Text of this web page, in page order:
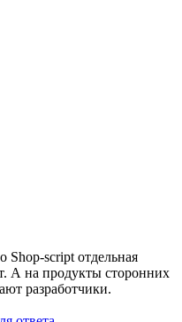
script отдельная
А на продукты сторонних
разработчики.